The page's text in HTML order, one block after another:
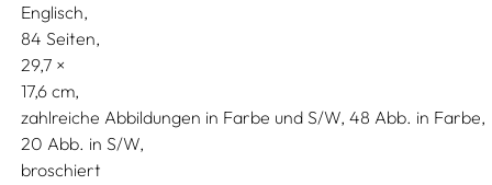
Englisch
84 Seiten,
29,7
17,6
zahlreiche Abbildungen in Farbe und S/W, 48 Abb. in Farbe,
20 Abb. in S/W
broschiert